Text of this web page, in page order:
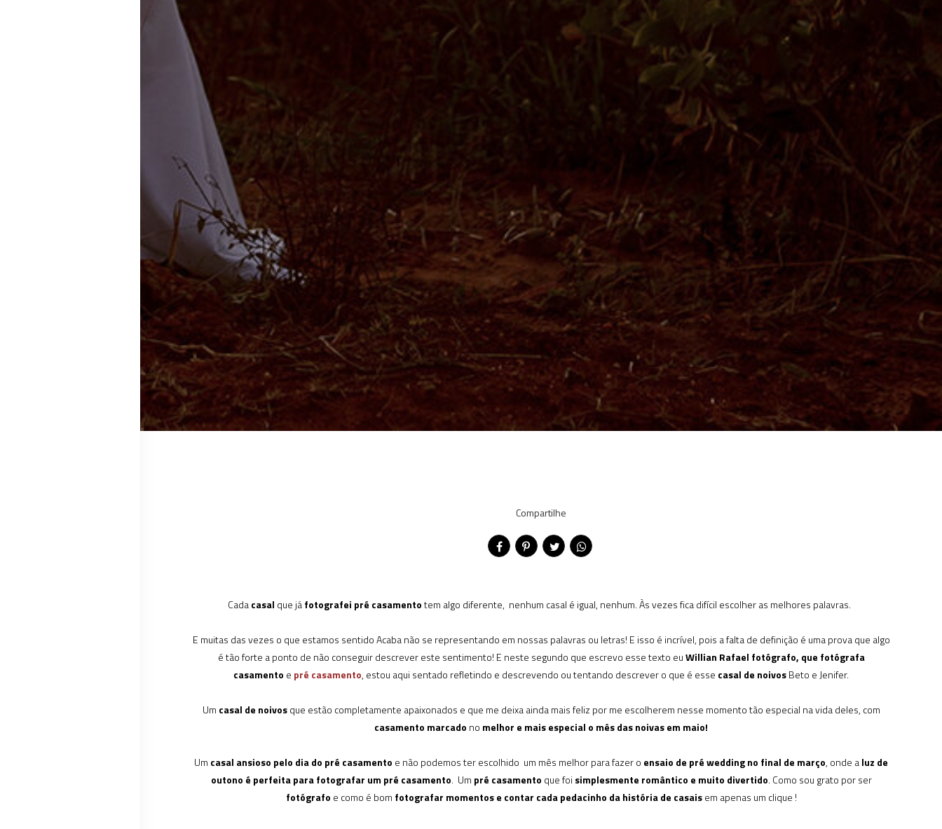
Compartilhe
Cadacasal que jáfotografei pré casamentotem algo diferente, nenhum casal é igual, nenhum. Às vezes fica difícil escolher as melhores palavras.
E muitas das vezes o que estamos sentido Acaba não se representando em nossas palavras ou letras! E isso é incrível, pois a falta de definição é uma prova que algo
é tão forte a ponto de não conseguir descrever este sentimento! E neste segundo que escrevo esse texto euWillian Rafael fotógrafo, que fotógrafa
casamento e pré casamento, estou aqui sentado refletindo e descrevendo ou tentando descrever o que é esse casal de noivosBeto e Jenifer.
Um casal de noivosque estão completamente apaixonados e que me deixa ainda mais feliz por me escolherem nesse momento tão especial na vida deles, com
casamento marcado no melhor e mais especial o mês das noivas em maio!
Um casal ansioso pelo dia do pré casamento e não podemos ter escolhido um mês melhor para fazer o ensaio de pré wedding no final de março, onde aluz de
outono é perfeita para fotografar um pré casamento. Um pré casamento que foi simplesmente romântico e muito divertido. Como sou grato por ser
fotógrafo e como é bom fotografar momentos e contar cada pedacinho da história de casaisem apenas um clique !